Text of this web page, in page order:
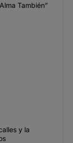
También”
y la